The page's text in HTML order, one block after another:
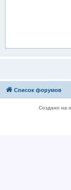
Список форумов
Создано на